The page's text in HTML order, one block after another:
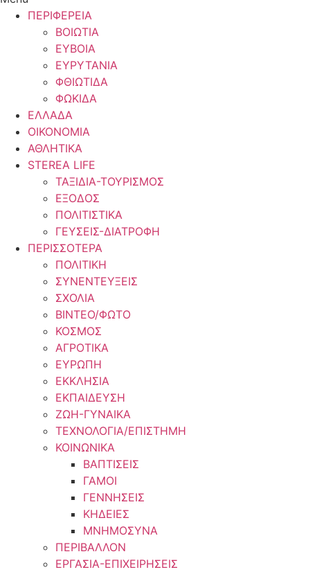
ΠΕΡΙΦΕΡΕΙΑ
ΒΟΙΩΤΙΑ
ΕΥΒΟΙΑ
ΕΥΡΥΤΑΝΙΑ
ΦΘΙΩΤΙΔΑ
ΦΩΚΙΔΑ
ΕΛΛΑΔΑ
ΟΙΚΟΝΟΜΙΑ
ΑΘΛΗΤΙΚΑ
STEREA LIFE
ΤΑΞΙΔΙΑ-ΤΟΥΡΙΣΜΟΣ
ΕΞΟΔΟΣ
ΠΟΛΙΤΙΣΤΙΚΑ
ΓΕΥΣΕΙΣ-ΔΙΑΤΡΟΦΗ
ΠΕΡΙΣΣΟΤΕΡΑ
ΠΟΛΙΤΙΚΗ
ΣΥΝΕΝΤΕΥΞΕΙΣ
ΣΧΟΛΙΑ
ΒΙΝΤΕΟ/ΦΩΤΟ
ΚΟΣΜΟΣ
ΑΓΡΟΤΙΚΑ
ΕΥΡΩΠΗ
ΕΚΚΛΗΣΙΑ
ΕΚΠΑΙΔΕΥΣΗ
ΖΩΗ-ΓΥΝΑΙΚΑ
ΤΕΧΝΟΛΟΓΙΑ/ΕΠΙΣΤΗΜΗ
ΚΟΙΝΩΝΙΚΑ
ΒΑΠΤΙΣΕΙΣ
ΓΑΜΟΙ
ΓΕΝΝΗΣΕΙΣ
ΚΗΔΕΙΕΣ
ΜΝΗΜΟΣΥΝΑ
ΠΕΡΙΒΑΛΛΟΝ
ΕΡΓΑΣΙΑ-ΕΠΙΧΕΙΡΗΣΕΙΣ